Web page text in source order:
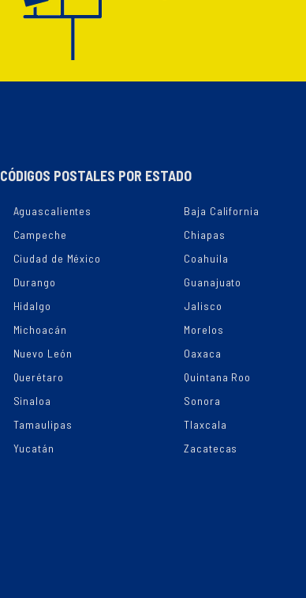
CÓDIGOS POSTALES POR ESTADO
Aguascalientes Baja California
Campeche
Chiapas
Ciudad de México
Coahuila
Durango
Guanajuato
Hidalgo
Jalisco
Michoacán
Morelos
Nuevo León
Oaxaca
Querétaro
Quintana Roo
Sinaloa
Sonora
Tamaulipas
Tlaxcala
Yucatán
Zacatecas